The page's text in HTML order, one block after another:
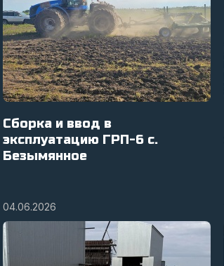
Сборка и ввод в
эксплуатацию ГРП-6 с.
Безымянное
04.06.2026